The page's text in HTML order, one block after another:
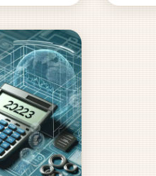
a
rozšíření
z domu a
pracovní